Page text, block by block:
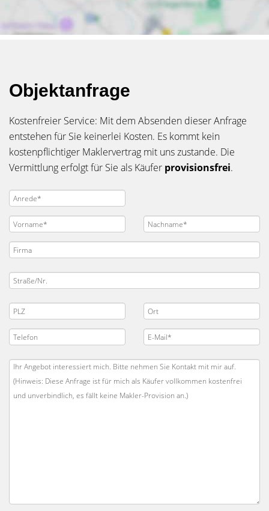
Objektanfrage
Kostenfreier Service: Mit dem Absenden dieser Anfrage
entstehen für Sie keinerlei Kosten. Es kommt kein
kostenpflichtiger Maklervertrag mit uns zustande. Die
Vermittlung erfolgt für Sie als Käufer provisionsfrei.